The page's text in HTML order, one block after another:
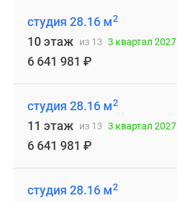
студия 28.16 м2
10 этаж из 13 3 квартал 2027
6 641 981 ₽
студия 28.16 м2
11 этаж из 13 3 квартал 2027
6 641 981 ₽
студия 28.16 м2